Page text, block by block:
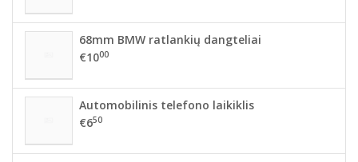
68mm BMW ratlankių dangteliai
€1000
Automobilinis telefono laikiklis
€650